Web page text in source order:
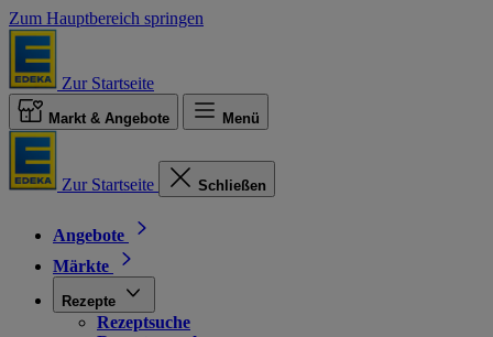
Zum Hauptbereich springen
Zur Startseite
Markt & Angebote Menü
Zur Startseite Schließen
Angebote
Märkte
Rezepte
Rezeptsuche